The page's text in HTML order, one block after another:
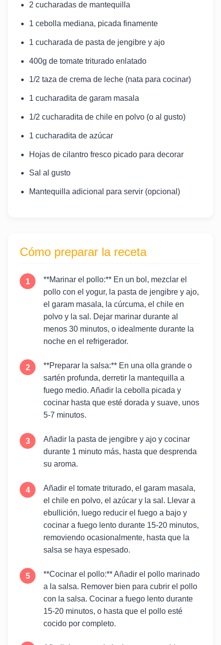
2 cucharadas de mantequilla
1 cebolla mediana, picada finamente
1 cucharada de pasta de jengibre y ajo
400g de tomate triturado enlatado
1/2 taza de crema de leche (nata para cocinar)
1 cucharadita de garam masala
1/2 cucharadita de chile en polvo (o al gusto)
1 cucharadita de azúcar
Hojas de cilantro fresco picado para decorar
Sal al gusto
Mantequilla adicional para servir (opcional)
Cómo preparar la receta
**Marinar el pollo:** En un bol, mezclar el
pollo con el yogur, la pasta de jengibre y ajo,
el garam masala, la cúrcuma, el chile en
polvo y la sal. Dejar marinar durante al
menos 30 minutos, o idealmente durante la
noche en el refrigerador.
**Preparar la salsa:** En una olla grande o
sartén profunda, derretir la mantequilla a
fuego medio. Añadir la cebolla picada y
cocinar hasta que esté dorada y suave, unos
5-7 minutos.
Añadir la pasta de jengibre y ajo y cocinar
durante 1 minuto más, hasta que desprenda
su aroma.
Añadir el tomate triturado, el garam masala,
el chile en polvo, el azúcar y la sal. Llevar a
ebullición, luego reducir el fuego a bajo y
cocinar a fuego lento durante 15-20 minutos,
removiendo ocasionalmente, hasta que la
salsa se haya espesado.
**Cocinar el pollo:** Añadir el pollo marinado
a la salsa. Remover bien para cubrir el pollo
con la salsa. Cocinar a fuego lento durante
15-20 minutos, o hasta que el pollo esté
cocido por completo.